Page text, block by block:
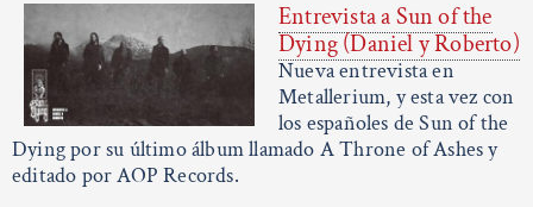
Entrevista a Sun of the
Dying (Daniel y Roberto)
Nueva entrevista en
Metallerium, y esta vez con
los españoles de Sun of the
Dying por su último álbum llamado A Throne of Ashes y
editado por AOP Records.